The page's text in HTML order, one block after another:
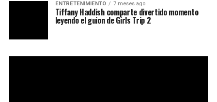
ENTRETENIMIENTO 7 meses ago
Tiffany Haddish comparte divertido momento
leyendo el guion de Girls Trip 2